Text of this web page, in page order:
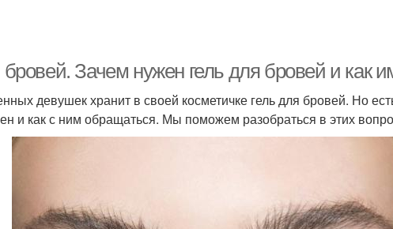
бровей. Зачем нужен гель для бровей и как
девушек хранит в своей косметичке гель для бровей. Но
и как с ним обращаться. Мы поможем разобраться в этих